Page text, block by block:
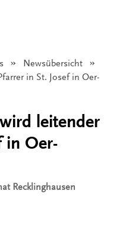
Newsübersicht
in St. Josef in Oer-
leitender
in Oer-
Recklinghausen